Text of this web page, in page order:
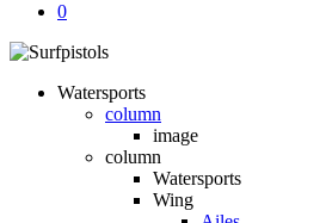
0
Watersports
column
image
column
Watersports
Wing